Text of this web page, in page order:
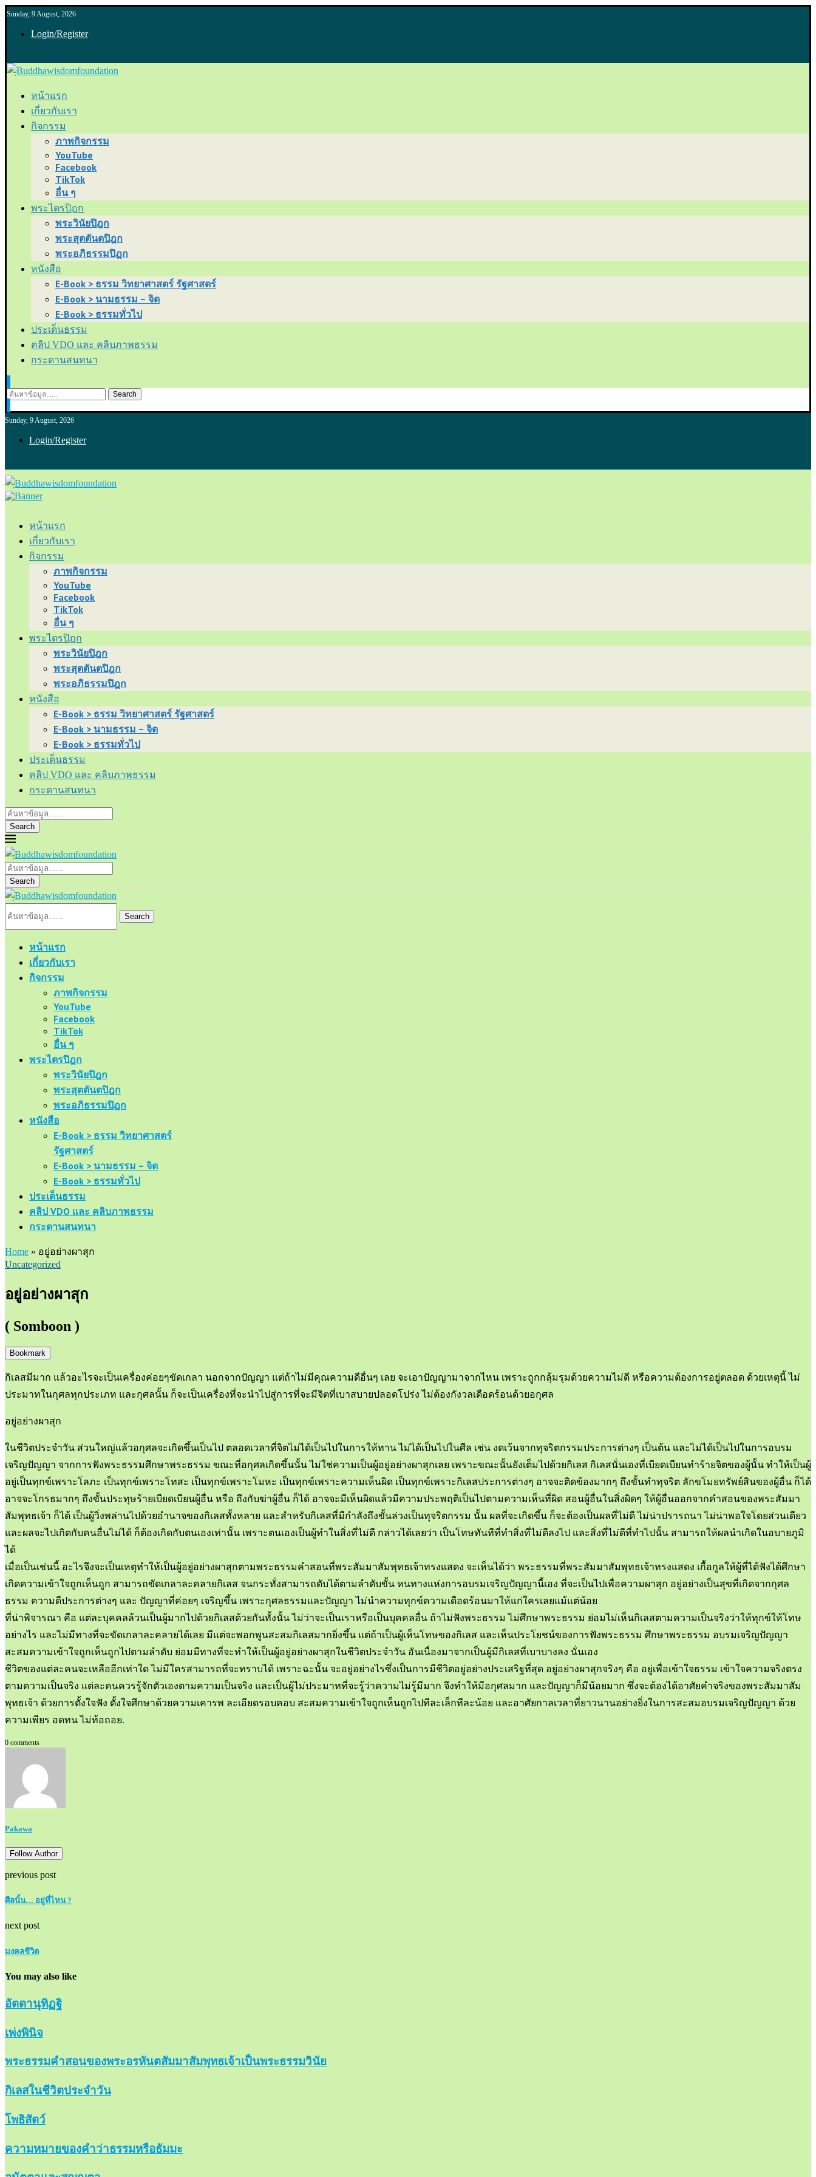
Sunday, 9 August, 2026
Login/Register
หน้าแรก
เกี่ยวกับเรา
กิจกรรม
ภาพกิจกรรม
YouTube
Facebook
TikTok
อื่น ๆ
พระไตรปิฎก
พระวินัยปิฎก
พระสุตตันตปิฎก
พระอภิธรรมปิฎก
หนังสือ
E-Book > ธรรม วิทยาศาสตร์ รัฐศาสตร์
E-Book > นามธรรม – จิต
E-Book > ธรรมทั่วไป
ประเด็นธรรม
คลิป VDO และ คลิบภาพธรรม
กระดานสนทนา
Search
Sunday, 9 August, 2026
Login/Register
หน้าแรก
เกี่ยวกับเรา
กิจกรรม
ภาพกิจกรรม
YouTube
Facebook
TikTok
อื่น ๆ
พระไตรปิฎก
พระวินัยปิฎก
พระสุตตันตปิฎก
พระอภิธรรมปิฎก
หนังสือ
E-Book > ธรรม วิทยาศาสตร์ รัฐศาสตร์
E-Book > นามธรรม – จิต
E-Book > ธรรมทั่วไป
ประเด็นธรรม
คลิป VDO และ คลิบภาพธรรม
กระดานสนทนา
Search
Search
Search
หน้าแรก
เกี่ยวกับเรา
กิจกรรม
ภาพกิจกรรม
YouTube
Facebook
TikTok
อื่น ๆ
พระไตรปิฎก
พระวินัยปิฎก
พระสุตตันตปิฎก
พระอภิธรรมปิฎก
หนังสือ
E-Book > ธรรม วิทยาศาสตร์
รัฐศาสตร์
E-Book > นามธรรม – จิต
E-Book > ธรรมทั่วไป
ประเด็นธรรม
คลิป VDO และ คลิบภาพธรรม
กระดานสนทนา
Home » อยู่อย่างผาสุก
Uncategorized
อยู่อย่างผาสุก
( Somboon )
Bookmark
กิเลสมีมาก แล้วอะไรจะเป็นเครื่องค่อยๆขัดเกลา นอกจากปัญญา แต่ถ้าไม่มีคุณความดีอื่นๆ เลย จะเอาปัญญามาจากไหน เพราะถูกกลุ้มรุมด้วยความไม่ดี หรือความต้องการอยู่ตลอด ด้วยเหตุนี้ ไม่
ประมาทในกุศลทุกประเภท และกุศลนั้น ก็จะเป็นเครื่องที่จะนำไปสู่การที่จะมีจิตที่เบาสบายปลอดโปร่ง ไม่ต้องกังวลเดือดร้อนด้วยอกุศล
อยู่อย่างผาสุก
ในชีวิตประจำวัน ส่วนใหญ่แล้วอกุศลจะเกิดขึ้นเป็นไป ตลอดเวลาที่จิตไม่ได้เป็นไปในการให้ทาน ไม่ได้เป็นไปในศีล เช่น งดเว้นจากทุจริตกรรมประการต่างๆ เป็นต้น และไม่ได้เป็นไปในการอบรม
เจริญปัญญา จากการฟังพระธรรมศึกษาพระธรรม ขณะที่อกุศลเกิดขึ้นนั้น ไม่ใช่ความเป็นผู้อยู่อย่างผาสุกเลย เพราะขณะนั้นยังเต็มไปด้วยกิเลส กิเลสนั่นเองที่เบียดเบียนทำร้ายจิตของผู้นั้น ทำให้เป็นผู้
อยู่เป็นทุกข์เพราะโลภะ เป็นทุกข์เพราะโทสะ เป็นทุกข์เพราะโมหะ เป็นทุกข์เพราะความเห็นผิด เป็นทุกข์เพราะกิเลสประการต่างๆ อาจจะติดข้องมากๆ ถึงขั้นทำทุจริต ลักขโมยทรัพย์สินของผู้อื่น ก็ได้
อาจจะโกรธมากๆ ถึงขั้นประทุษร้ายเบียดเบียนผู้อื่น หรือ ถึงกับฆ่าผู้อื่น ก็ได้ อาจจะมีเห็นผิดแล้วมีความประพฤติเป็นไปตามความเห็นที่ผิด สอนผู้อื่นในสิ่งผิดๆ ให้ผู้อื่นออกจากคำสอนของพระสัมมา
สัมพุทธเจ้า ก็ได้ เป็นผู้วิ่งพล่านไปด้วยอำนาจของกิเลสทั้งหลาย และสำหรับกิเลสที่มีกำลังถึงขั้นล่วงเป็นทุจริตกรรม นั้น ผลที่จะเกิดขึ้น ก็จะต้องเป็นผลที่ไม่ดี ไม่น่าปรารถนา ไม่น่าพอใจโดยส่วนเดียว
และผลจะไปเกิดกับคนอื่นไม่ได้ ก็ต้องเกิดกับตนเองเท่านั้น เพราะตนเองเป็นผู้ทำในสิ่งที่ไม่ดี กล่าวได้เลยว่า เป็นโทษทันทีที่ทำสิ่งที่ไม่ดีลงไป และสิ่งที่ไม่ดีที่ทำไปนั้น สามารถให้ผลนำเกิดในอบายภูมิ
ได้
เมื่อเป็นเช่นนี้ อะไรจึงจะเป็นเหตุทำให้เป็นผู้อยู่อย่างผาสุกตามพระธรรมคำสอนที่พระสัมมาสัมพุทธเจ้าทรงแสดง จะเห็นได้ว่า พระธรรมที่พระสัมมาสัมพุทธเจ้าทรงแสดง เกื้อกูลให้ผู้ที่ได้ฟังได้ศึกษา
เกิดความเข้าใจถูกเห็นถูก สามารถขัดเกลาละคลายกิเลส จนกระทั่งสามารถดับได้ตามลำดับขั้น หนทางแห่งการอบรมเจริญปัญญานี้เอง ที่จะเป็นไปเพื่อความผาสุก อยู่อย่างเป็นสุขที่เกิดจากกุศล
ธรรม ความดีประการต่างๆ และ ปัญญาที่ค่อยๆ เจริญขึ้น เพราะกุศลธรรมและปัญญา ไม่นำความทุกข์ความเดือดร้อนมาให้แก่ใครเลยแม้แต่น้อย
ที่น่าพิจารณา คือ แต่ละบุคคลล้วนเป็นผู้มากไปด้วยกิเลสด้วยกันทั้งนั้น ไม่ว่าจะเป็นเราหรือเป็นบุคคลอื่น ถ้าไม่ฟังพระธรรม ไม่ศึกษาพระธรรม ย่อมไม่เห็นกิเลสตามความเป็นจริงว่าให้ทุกข์ให้โทษ
อย่างไร และไม่มีทางที่จะขัดเกลาละคลายได้เลย มีแต่จะพอกพูนสะสมกิเลสมากยิ่งขึ้น แต่ถ้าเป็นผู้เห็นโทษของกิเลส และเห็นประโยชน์ของการฟังพระธรรม ศึกษาพระธรรม อบรมเจริญปัญญา
สะสมความเข้าใจถูกเห็นถูกไปตามลำดับ ย่อมมีทางที่จะทำให้เป็นผู้อยู่อย่างผาสุกในชีวิตประจำวัน อันเนื่องมาจากเป็นผู้มีกิเลสที่เบาบางลง นั่นเอง
ชีวิตของแต่ละคนจะเหลืออีกเท่าใด ไม่มีใครสามารถที่จะทราบได้ เพราะฉะนั้น จะอยู่อย่างไรซึ่งเป็นการมีชีวิตอยู่อย่างประเสริฐที่สุด อยู่อย่างผาสุกจริงๆ คือ อยู่เพื่อเข้าใจธรรม เข้าใจความจริงตรง
ตามความเป็นจริง แต่ละคนควรรู้จักตัวเองตามความเป็นจริง และเป็นผู้ไม่ประมาทที่จะรู้ว่าความไม่รู้มีมาก จึงทำให้มีอกุศลมาก และปัญญาก็มีน้อยมาก ซึ่งจะต้องได้อาศัยคำจริงของพระสัมมาสัม
พุทธเจ้า ด้วยการตั้งใจฟัง ตั้งใจศึกษาด้วยความเคารพ ละเอียดรอบคอบ สะสมความเข้าใจถูกเห็นถูกไปทีละเล็กทีละน้อย และอาศัยกาลเวลาที่ยาวนานอย่างยิ่งในการสะสมอบรมเจริญปัญญา ด้วย
ความเพียร อดทน ไม่ท้อถอย.
0 comments
Pakawa
Follow Author
previous post
ศีลนั้น… อยู่ที่ไหน ?
next post
มงคลชีวิต
You may also like
อัตตานุทิฏฐิ
เพ่งพินิจ
พระธรรมคำสอนของพระอรหันตสัมมาสัมพุทธเจ้าเป็นพระธรรมวินัย
กิเลสในชีวิตประจำวัน
โพธิสัตว์
ความหมายของคำว่าธรรมหรือธัมมะ